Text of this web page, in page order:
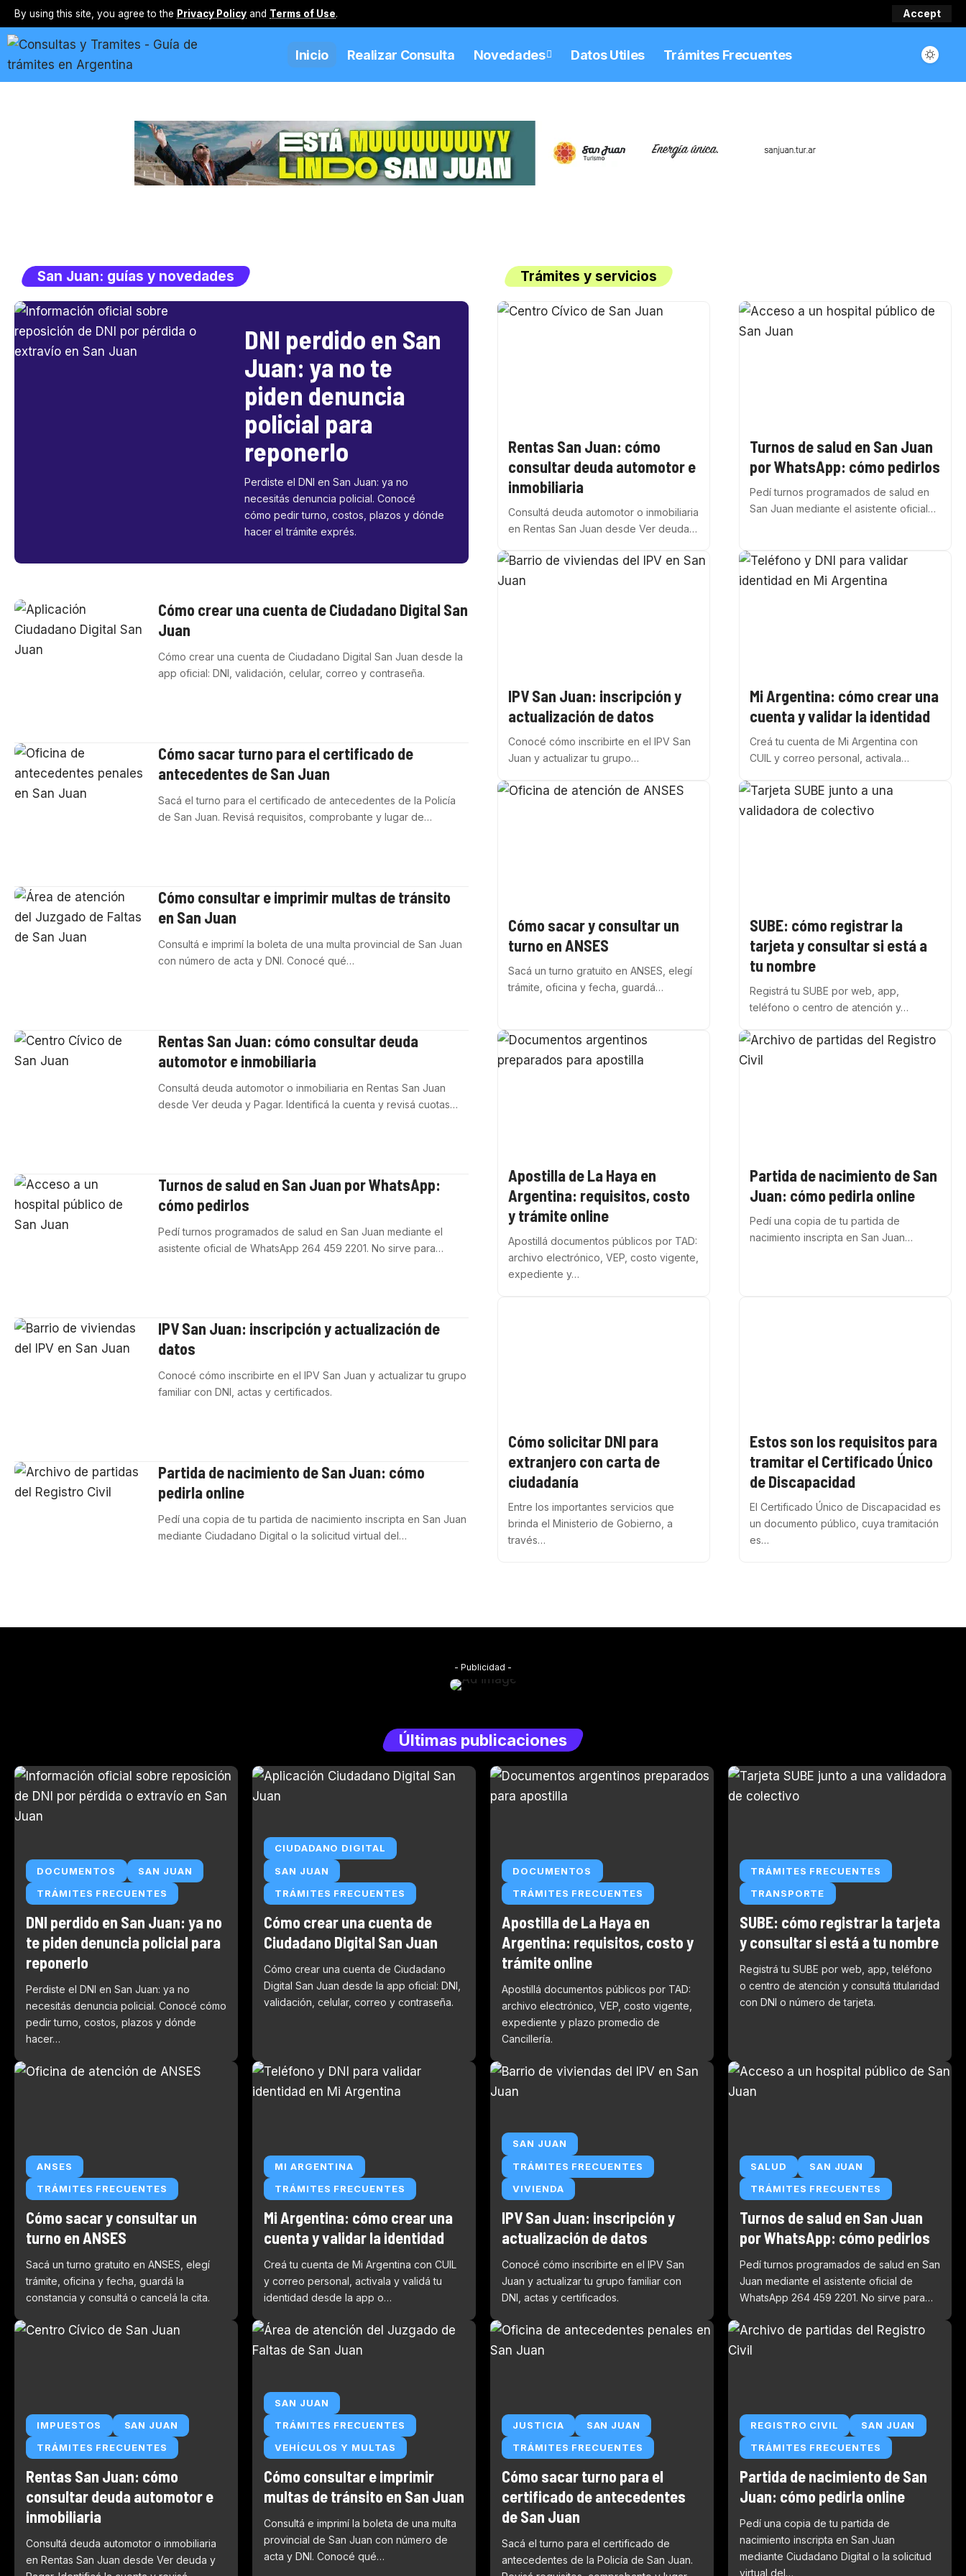
By using this site, you agree to the Privacy Policy and Terms of Use. Accept
Inicio Realizar Consulta Novedades Datos Utiles Trámites Frecuentes
San Juan: guías y novedades
DNI perdido en San
Juan: ya no te
piden denuncia
policial para
reponerlo
Perdiste el DNI en San Juan: ya no
necesitás denuncia policial. Conocé
cómo pedir turno, costos, plazos y dónde
hacer el trámite exprés.
Cómo crear una cuenta de Ciudadano Digital San
Juan
Cómo crear una cuenta de Ciudadano Digital San Juan desde la
app oficial: DNI, validación, celular, correo y contraseña.
Cómo sacar turno para el certificado de
antecedentes de San Juan
Sacá el turno para el certificado de antecedentes de la Policía
de San Juan. Revisá requisitos, comprobante y lugar de…
Cómo consultar e imprimir multas de tránsito
en San Juan
Consultá e imprimí la boleta de una multa provincial de San Juan
con número de acta y DNI. Conocé qué…
Rentas San Juan: cómo consultar deuda
automotor e inmobiliaria
Consultá deuda automotor o inmobiliaria en Rentas San Juan
desde Ver deuda y Pagar. Identificá la cuenta y revisá cuotas…
Turnos de salud en San Juan por WhatsApp:
cómo pedirlos
Pedí turnos programados de salud en San Juan mediante el
asistente oficial de WhatsApp 264 459 2201. No sirve para…
IPV San Juan: inscripción y actualización de
datos
Conocé cómo inscribirte en el IPV San Juan y actualizar tu grupo
familiar con DNI, actas y certificados.
Partida de nacimiento de San Juan: cómo
pedirla online
Pedí una copia de tu partida de nacimiento inscripta en San Juan
mediante Ciudadano Digital o la solicitud virtual del…
Trámites y servicios
Rentas San Juan: cómo
consultar deuda automotor e
inmobiliaria
Consultá deuda automotor o inmobiliaria
en Rentas San Juan desde Ver deuda…
Turnos de salud en San Juan
por WhatsApp: cómo pedirlos
Pedí turnos programados de salud en
San Juan mediante el asistente oficial…
IPV San Juan: inscripción y
actualización de datos
Conocé cómo inscribirte en el IPV San
Juan y actualizar tu grupo…
Mi Argentina: cómo crear una
cuenta y validar la identidad
Creá tu cuenta de Mi Argentina con
CUIL y correo personal, activala…
Cómo sacar y consultar un
turno en ANSES
Sacá un turno gratuito en ANSES, elegí
trámite, oficina y fecha, guardá…
SUBE: cómo registrar la
tarjeta y consultar si está a
tu nombre
Registrá tu SUBE por web, app,
teléfono o centro de atención y…
Apostilla de La Haya en
Argentina: requisitos, costo
y trámite online
Apostillá documentos públicos por TAD:
archivo electrónico, VEP, costo vigente,
expediente y…
Partida de nacimiento de San
Juan: cómo pedirla online
Pedí una copia de tu partida de
nacimiento inscripta en San Juan…
Cómo solicitar DNI para
extranjero con carta de
ciudadanía
Entre los importantes servicios que
brinda el Ministerio de Gobierno, a
través…
Estos son los requisitos para
tramitar el Certificado Único
de Discapacidad
El Certificado Único de Discapacidad es
un documento público, cuya tramitación
es…
- Publicidad -
Últimas publicaciones
DOCUMENTOS
SAN JUAN
TRÁMITES FRECUENTES
DNI perdido en San Juan: ya no
te piden denuncia policial para
reponerlo
Perdiste el DNI en San Juan: ya no
necesitás denuncia policial. Conocé cómo
pedir turno, costos, plazos y dónde
hacer…
CIUDADANO DIGITAL
SAN JUAN
TRÁMITES FRECUENTES
Cómo crear una cuenta de
Ciudadano Digital San Juan
Cómo crear una cuenta de Ciudadano
Digital San Juan desde la app oficial: DNI,
validación, celular, correo y contraseña.
DOCUMENTOS
TRÁMITES FRECUENTES
Apostilla de La Haya en
Argentina: requisitos, costo y
trámite online
Apostillá documentos públicos por TAD:
archivo electrónico, VEP, costo vigente,
expediente y plazo promedio de
Cancillería.
TRÁMITES FRECUENTES
TRANSPORTE
SUBE: cómo registrar la tarjeta
y consultar si está a tu nombre
Registrá tu SUBE por web, app, teléfono
o centro de atención y consultá titularidad
con DNI o número de tarjeta.
ANSES
TRÁMITES FRECUENTES
Cómo sacar y consultar un
turno en ANSES
Sacá un turno gratuito en ANSES, elegí
trámite, oficina y fecha, guardá la
constancia y consultá o cancelá la cita.
MI ARGENTINA
TRÁMITES FRECUENTES
Mi Argentina: cómo crear una
cuenta y validar la identidad
Creá tu cuenta de Mi Argentina con CUIL
y correo personal, activala y validá tu
identidad desde la app o…
SAN JUAN
TRÁMITES FRECUENTES
VIVIENDA
IPV San Juan: inscripción y
actualización de datos
Conocé cómo inscribirte en el IPV San
Juan y actualizar tu grupo familiar con
DNI, actas y certificados.
SALUD
SAN JUAN
TRÁMITES FRECUENTES
Turnos de salud en San Juan
por WhatsApp: cómo pedirlos
Pedí turnos programados de salud en San
Juan mediante el asistente oficial de
WhatsApp 264 459 2201. No sirve para…
IMPUESTOS
SAN JUAN
TRÁMITES FRECUENTES
Rentas San Juan: cómo
consultar deuda automotor e
inmobiliaria
Consultá deuda automotor o inmobiliaria
en Rentas San Juan desde Ver deuda y
SAN JUAN
TRÁMITES FRECUENTES
VEHÍCULOS Y MULTAS
Cómo consultar e imprimir
multas de tránsito en San Juan
Consultá e imprimí la boleta de una multa
provincial de San Juan con número de
acta y DNI. Conocé qué…
JUSTICIA
SAN JUAN
TRÁMITES FRECUENTES
Cómo sacar turno para el
certificado de antecedentes
de San Juan
Sacá el turno para el certificado de
antecedentes de la Policía de San Juan.
REGISTRO CIVIL
SAN JUAN
TRÁMITES FRECUENTES
Partida de nacimiento de San
Juan: cómo pedirla online
Pedí una copia de tu partida de
nacimiento inscripta en San Juan
mediante Ciudadano Digital o la solicitud
virtual del…